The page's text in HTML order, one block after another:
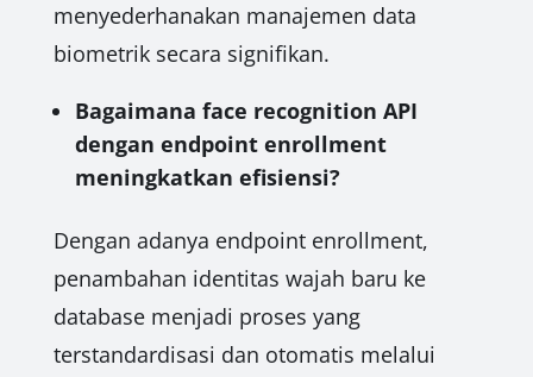
menyederhanakan manajemen data
biometrik secara signifikan.
Bagaimana face recognition API
dengan endpoint enrollment
meningkatkan efisiensi?
Dengan adanya endpoint enrollment,
penambahan identitas wajah baru ke
database menjadi proses yang
terstandardisasi dan otomatis melalui